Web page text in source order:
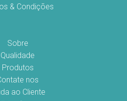
& Condições
Sobre
Qualidade
Produtos
nos
ao Cliente